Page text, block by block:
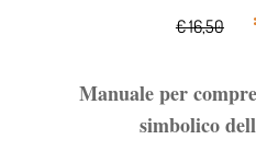
€ 16,50
Manuale per
simbolico